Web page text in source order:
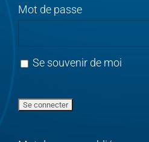
Mot de passe
Se souvenir de moi